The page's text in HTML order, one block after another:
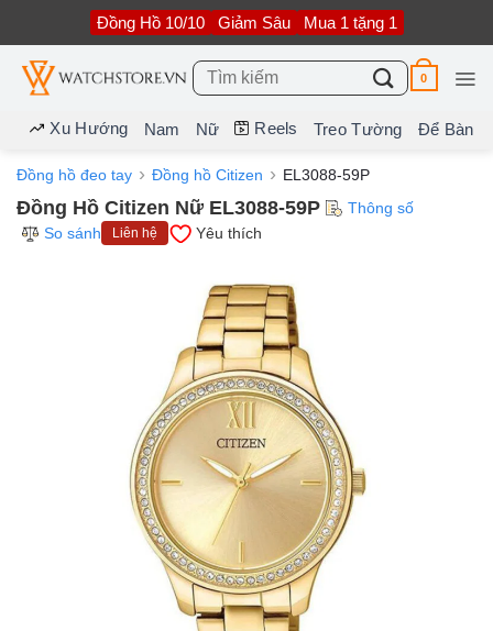
nội
dung
Đồng Hồ 10/10 Giảm Sâu Mua 1 tặng 1
Tìm
kiếm:
0
Xu Hướng Nam Nữ Reels Treo Tường Để Bàn
Đồng hồ đeo tay Đồng hồ Citizen EL3088-59P
Đồng Hồ Citizen Nữ EL3088-59P
Thông số
So sánh
Liên hệ Yêu thích